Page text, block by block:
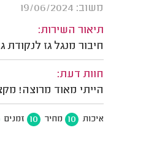
משוב: 19/06/2024
תיאור השירות:
חיבור מנגל גז לנקודת
חוות דעת:
הייתי מאוד מרוצה!
איכות 10 מחיר 10 זמנים